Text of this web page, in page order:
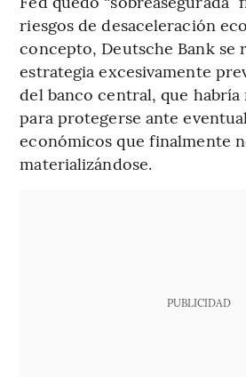
riesgos de desaceleración
concepto, Deutsche Bank se
estrategia excesivamente
del banco central, que
para protegerse ante
económicos que finalmente
materializándose.
PUBLICIDAD